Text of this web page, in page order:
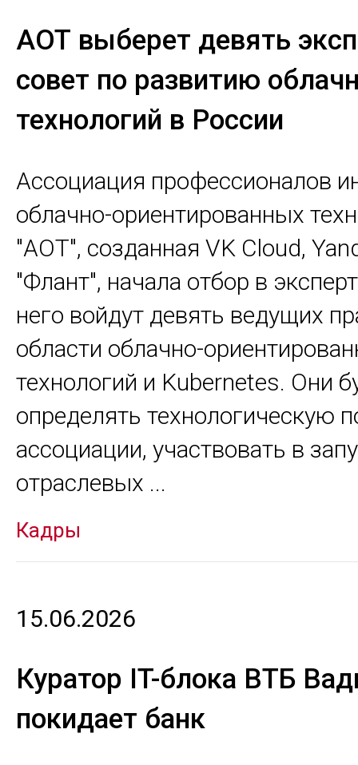
АОТ выберет девять
совет по развитию
технологий в России
Ассоциация профессионалов
облачно-ориентированных
"АОТ", созданная VK Cloud,
"Флант", начала отбор в
него войдут девять ведущих
области облачно-
технологий и Kubernetes. Они
определять технологическую
ассоциации, участвовать в
отраслевых ...
Кадры
15.06.2026
Куратор IT-блока ВТБ
покидает банк